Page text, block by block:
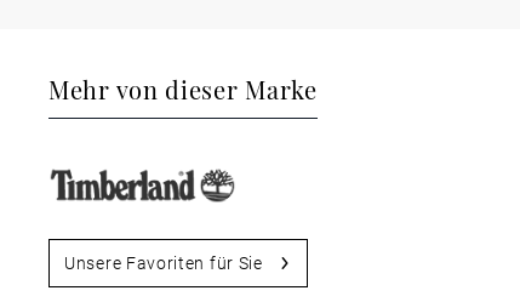
Mehr von dieser Marke
Unsere Favoriten für Sie